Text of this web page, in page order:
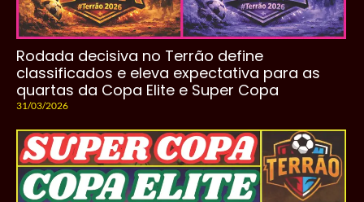
Rodada decisiva no Terrão define
classificados e eleva expectativa para as
quartas da Copa Elite e Super Copa
31/03/2026